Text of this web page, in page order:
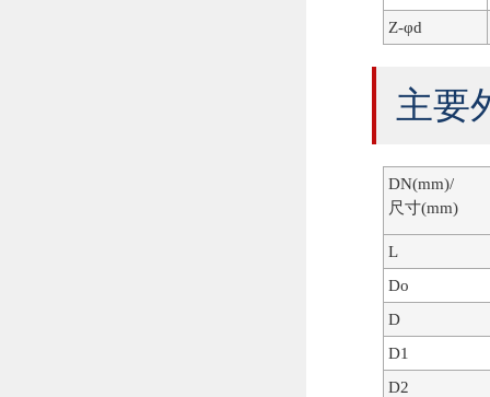
Z-φd
主要
DN(mm)/
尺寸(mm)
L
Do
D
D1
D2